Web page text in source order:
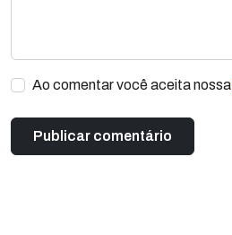
Ao comentar você aceita nossa